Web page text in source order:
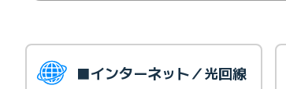
■インターネット／光回線